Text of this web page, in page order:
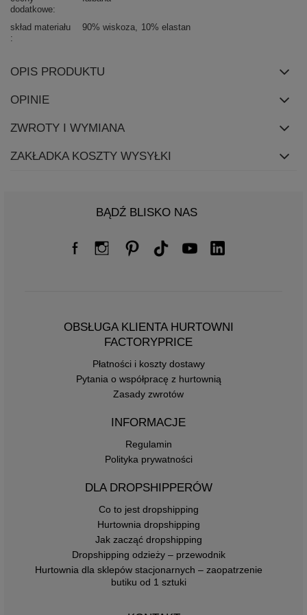
dodatkowe
skład materiału 90% wiskoza 10% elastan
OPIS PRODUKTU
OPINIE
ZWROTY I WYMIANA
ZAKŁADKA KOSZTY WYSYŁKI
BĄDŹ BLISKO NAS
OBSŁUGA KLIENTA HURTOWNI
FACTORYPRICE
Płatności i koszty dostawy
Pytania o współpracę z hurtownią
Zasady zwrotów
INFORMACJE
Regulamin
Polityka prywatności
DLA DROPSHIPPERÓW
Co to jest dropshipping
Hurtownia dropshipping
Jak zacząć dropshipping
Dropshipping odzieży – przewodnik
Hurtownia dla sklepów stacjonarnych – zaopatrzenie
butiku od 1 sztuki